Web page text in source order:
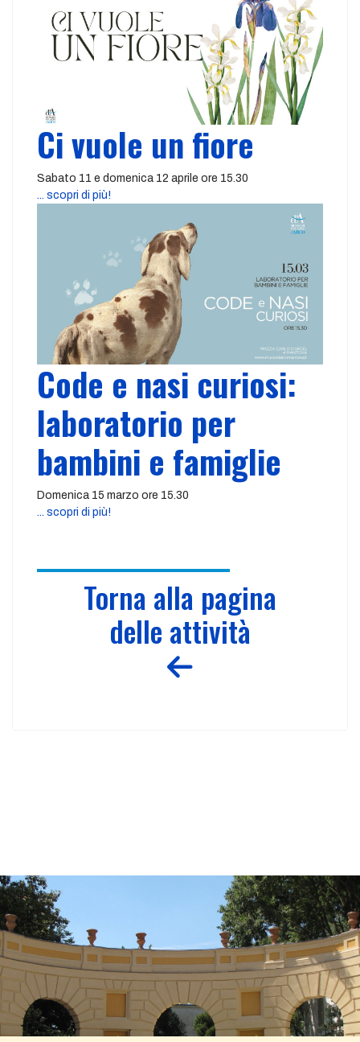
Ci vuole un fiore
Sabato 11 e domenica 12 aprile ore 15.30
... scopri di più!
Code e nasi curiosi:
laboratorio per
bambini e famiglie
Domenica 15 marzo ore 15.30
... scopri di più!
Torna alla pagina
delle attività